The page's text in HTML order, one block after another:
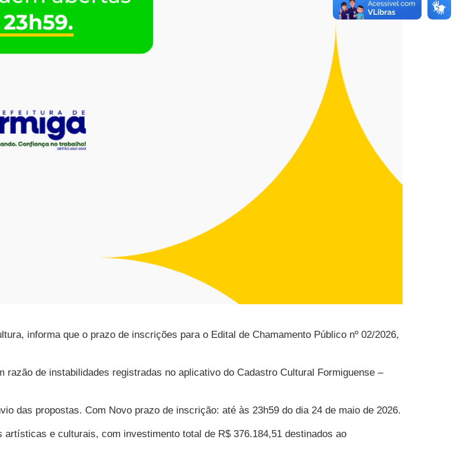
informa que o prazo de inscrições para o Edital de Chamamento Público nº 02/2026,
de instabilidades registradas no aplicativo do Cadastro Cultural Formiguense –
das propostas. Com Novo prazo de inscrição: até às 23h59 do dia 24 de maio de 2026.
e culturais, com investimento total de R$ 376.184,51 destinados ao